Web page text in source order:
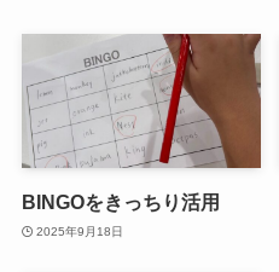
BINGOをきっちり活用
2025年9月18日